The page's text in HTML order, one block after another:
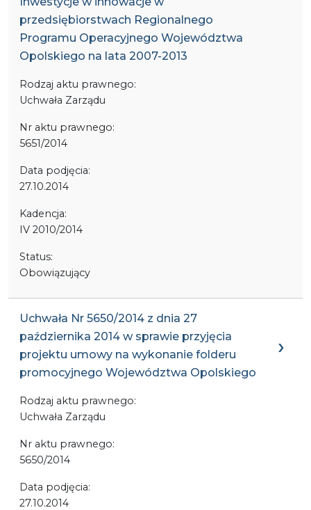
przedsiębiorstwach Regionalnego
Programu Operacyjnego Województwa
Opolskiego na lata 2007-2013
Rodzaj aktu prawnego:
Uchwała Zarządu
Nr aktu prawnego:
5651/2014
Data podjęcia:
27.10.2014
Kadencja:
IV 2010/2014
Status:
Obowiązujący
Uchwała Nr 5650/2014 z dnia 27
października 2014 w sprawie przyjęcia
projektu umowy na wykonanie folderu
promocyjnego Województwa Opolskiego
Rodzaj aktu prawnego:
Uchwała Zarządu
Nr aktu prawnego:
5650/2014
Data podjęcia:
27.10.2014